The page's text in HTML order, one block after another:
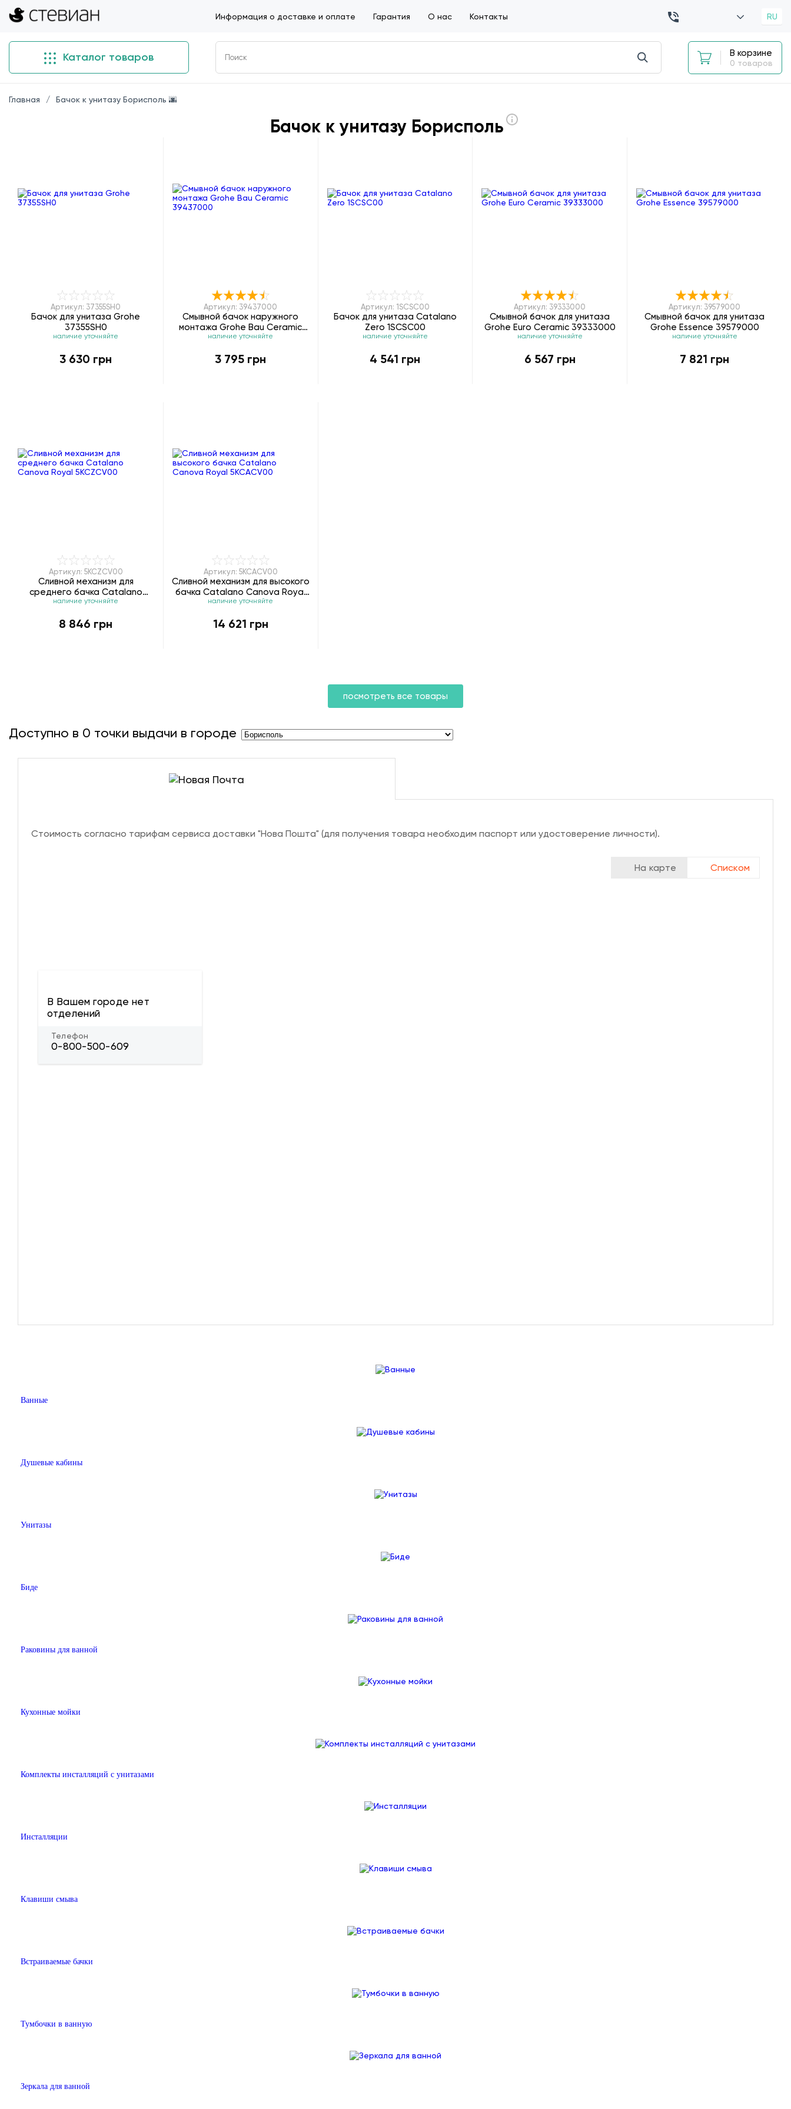
Информация о доставке и оплате Гарантия О нас Контакты RU
Каталог товаров В корзине
0 товаров
Главная Бачок к унитазу Борисполь 🌆
Бачок к унитазу Борисполь
Артикул: 37355SH0
Бачок для унитаза Grohe
37355SH0
наличие уточняйте
3 630 грн
Артикул: 39437000
Смывной бачок наружного
монтажа Grohe Bau Ceramic
39437000
наличие уточняйте
3 795 грн
Артикул: 1SCSC00
Бачок для унитаза Catalano
Zero 1SCSC00
наличие уточняйте
4 541 грн
Артикул: 39333000
Смывной бачок для унитаза
Grohe Euro Ceramic 39333000
наличие уточняйте
6 567 грн
Артикул: 39579000
Смывной бачок для унитаза
Grohe Essence 39579000
наличие уточняйте
7 821 грн
Артикул: 5KCZCV00
Сливной механизм для
среднего бачка Catalano
Canova Royal 5KCZCV00
наличие уточняйте
8 846 грн
Артикул: 5KCACV00
Сливной механизм для высокого
бачка Catalano Canova Royal
5KCACV00
наличие уточняйте
14 621 грн
посмотреть все товары
Доступно в 0 точки выдачи в городе
Стоимость согласно тарифам сервиса доставки "Нова Пошта" (для получения товара необходим паспорт или удостоверение личности).
На карте Списком
В Вашем городе нет
отделений
Телефон
0-800-500-609
Ванные
Душевые кабины
Унитазы
Биде
Раковины для ванной
Кухонные мойки
Комплекты инсталляций с унитазами
Инсталляции
Клавиши смыва
Встраиваемые бачки
Тумбочки в ванную
Зеркала для ванной